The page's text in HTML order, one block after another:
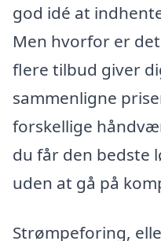
god idé at
Men hvorfor er
flere tilbud giver
sammenligne
forskellige
du får den bedste
uden at gå på
Strømpeforing,